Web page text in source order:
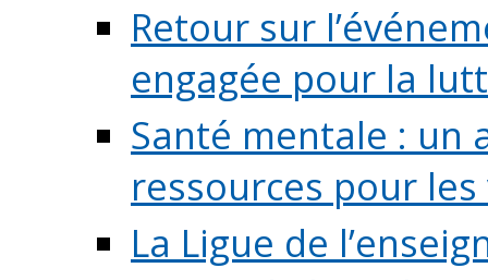
Retour sur
engagée pour la
Santé mentale : un
ressources pour
La Ligue de